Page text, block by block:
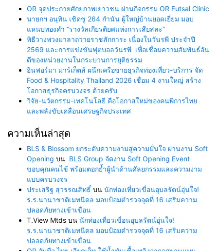
OR จุดประกายศักยภาพเยาวชน ผ่านกิจกรรม OR Futsal Clinic
นายกฯ อนุทิน เชิดชู 264 กำนัน ผู้ใหญ่บ้านยอดเยี่ยม มอบ
แหนบทองคำ “รางวัลเกียรติยศแห่งการเสียสละ”
พิธีวางพวงมาลาถวายราชสักการะ เนื่องในวันรพี ประจำปี
2569 และการแข่งขันฟุตบอลวันรพี เพื่อเชื่อมความสัมพันธ์อัน
ดีของหน่วยงานในกระบวนการยุติธรรม
อินฟอร์มา มาร์เก็ตส์ ผนึกเครือข่ายธุรกิจท่องเที่ยว-บริการ จัด
Food & Hospitality Thailand 2026 เชื่อม 4 งานใหญ่ สร้าง
โอกาสธุรกิจครบวงจร ด้วยครับ
วิจัย-นวัตกรรม-เทคโนโลยี คือโอกาสใหม่ของคนพิการไทย
และพลังขับเคลื่อนเศรษฐกิจประเทศ
ความเห็นล่าสุด
BLS & Blossom ยกระดับความงามสู่ความมั่นใจ ผ่านงาน Soft
Opening บน BLS Group จัดงาน Soft Opening Event
ขอบคุณคนไข้ พร้อมตอกย้ำผู้นำด้านศัลยกรรมและความงาม
แบบครบวงจร
ประเสริฐ สุวรรณสิทธิ์ บน นักท่องเที่ยวเขื่อนอุบลรัตน์อุ่นใจ!
ร.ร.นานาชาติเมทนีดล มอบป้อมตำรวจจุดที่ 16 เสริมความ
ปลอดภัยทางเข้าเขื่อน
T.View Mtds บน นักท่องเที่ยวเขื่อนอุบลรัตน์อุ่นใจ!
ร.ร.นานาชาติเมทนีดล มอบป้อมตำรวจจุดที่ 16 เสริมความ
ปลอดภัยทางเข้าเขื่อน